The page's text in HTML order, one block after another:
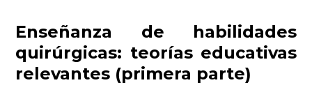
Enseñanza de habilidades
quirúrgicas: teorías educativas
relevantes (primera parte)